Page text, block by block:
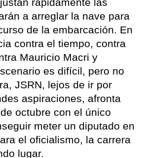
rápidamente las
a arreglar la nave para
de la embarcación. En
contra el tiempo, contra
Mauricio Macri y
es difícil, pero no
JSRN, lejos de ir por
aspiraciones, afronta
octubre con el único
meter un diputado en
el oficialismo, la carrera
lugar.